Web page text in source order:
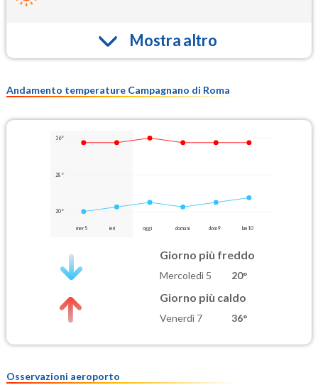
Mostra altro
Andamento temperature Campagnano di Roma
36°
28°
20°
mer 5 ieri oggi domani dom 9 lun 10
Giorno più freddo
Mercoledì 5 20°
Giorno più caldo
Venerdì 7 36°
Osservazioni aeroporto